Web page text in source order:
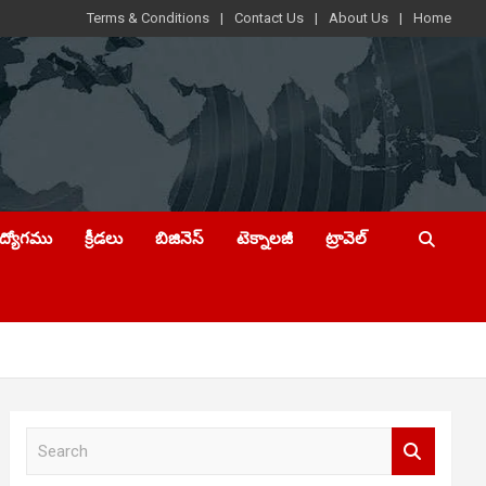
Terms & Conditions Contact Us About Us Home
క్రీడలు బిజినెస్ టెక్నాలజీ ట్రావెల్